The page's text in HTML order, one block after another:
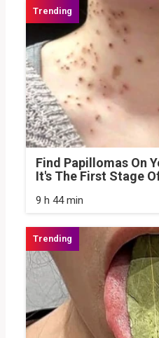
Find Papillomas On
It's The First Stage
9 h 44 min